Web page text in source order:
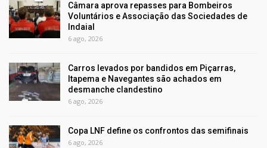
Câmara aprova repasses para Bombeiros
Voluntários e Associação das Sociedades de
Indaial
6 ago, 2026
Carros levados por bandidos em Piçarras,
Itapema e Navegantes são achados em
desmanche clandestino
6 ago, 2026
Copa LNF define os confrontos das semifinais
6 ago, 2026